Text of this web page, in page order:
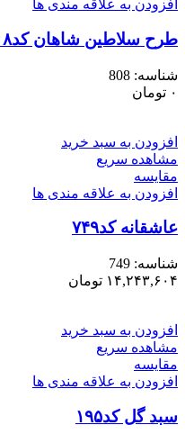
افزودن به علاقه مندی ها
طرح سلاطین شاهان کد۸۰۸
شناسه: 808
۰ تومان
افزودن به سبد خرید
مشاهده سریع
مقایسه
افزودن به علاقه مندی ها
عاشقانه کد۷۴۹
شناسه: 749
۱۴,۲۴۳,۶۰۴ تومان
افزودن به سبد خرید
مشاهده سریع
مقایسه
افزودن به علاقه مندی ها
سبد گل کد۱۹۵